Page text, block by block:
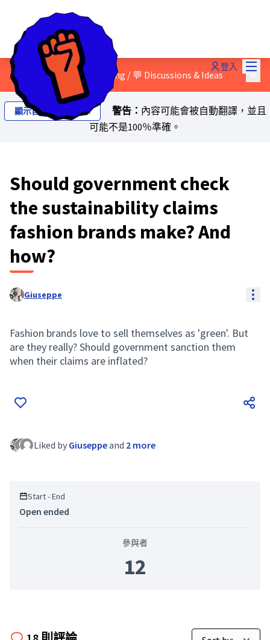
主選
登入
3 - Green and social washing / 💬 Discussions & Ideas 主選
顯示自動翻譯的文本 警告： 內容可能會被自動翻譯，並且
可能不是100％準確。
Should government check
the sustainability claims
fashion brands make? And
how?
Giuseppe
Fashion brands love to sell themselves as 'green'. But
are they really? Should government sanction them
when their claims are inflated?
Liked by Giuseppeand 2 more
Start - End
Open ended
參與者
12